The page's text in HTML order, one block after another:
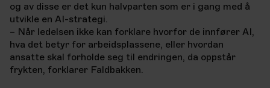
og av disse er det kun halvparten som er i gang med å
utvikle en AI-strategi.
– Når ledelsen ikke kan forklare hvorfor de innfører AI,
hva det betyr for arbeidsplassene, eller hvordan
ansatte skal forholde seg til endringen, da oppstår
frykten, forklarer Faldbakken.